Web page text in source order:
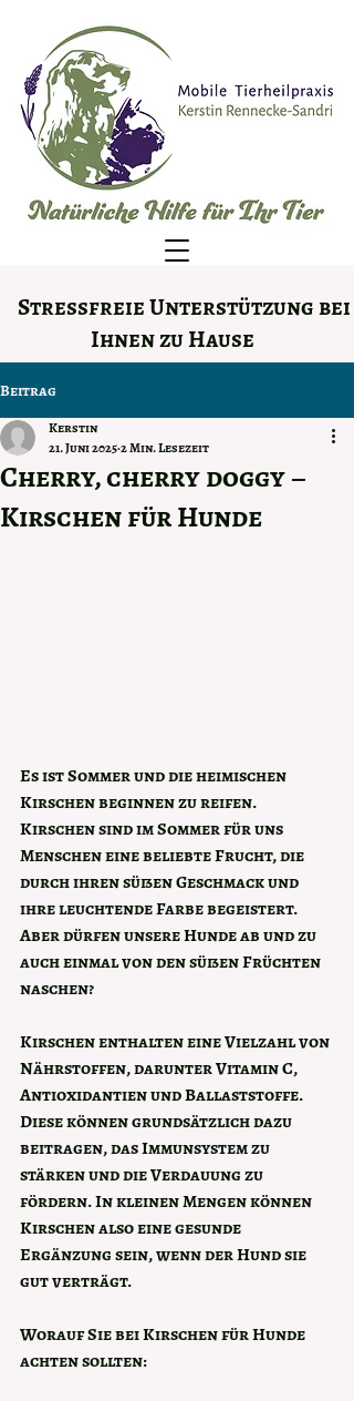
Stressfreie Unterstützung bei
Ihnen zu Hause
Beitrag
Cherry, cherry doggy –
Kirschen für Hunde
Kerstin
21. Juni 20252 Min. Lesezeit
Es ist Sommer und die heimischen
Kirschen beginnen zu reifen.
Kirschen sind im Sommer für uns
Menschen eine beliebte Frucht, die
durch ihren süßen Geschmack und
ihre leuchtende Farbe begeistert.
Aber dürfen unsere Hunde ab und zu
auch einmal von den süßen Früchten
naschen?
Kirschen enthalten eine Vielzahl von
Nährstoffen, darunter Vitamin C,
Antioxidantien und Ballaststoffe.
Diese können grundsätzlich dazu
beitragen, das Immunsystem zu
stärken und die Verdauung zu
fördern. In kleinen Mengen können
Kirschen also eine gesunde
Ergänzung sein, wenn der Hund sie
gut verträgt.
Worauf Sie bei Kirschen für Hunde
achten sollten: